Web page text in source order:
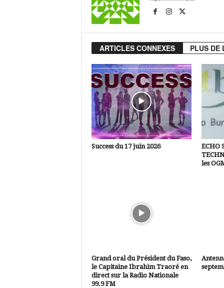
ARTICLES CONNEXES PLUS DE
Success du 17 juin 2026
ECHO
les
Grand oral du Président du Faso,
le Capitaine Ibrahim Traoré en
direct sur la Radio Nationale
99.9 FM